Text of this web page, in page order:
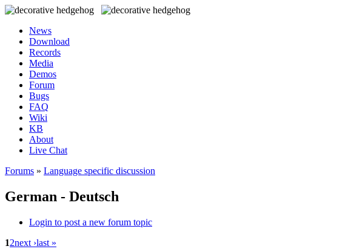
News
Download
Records
Media
Demos
Forum
Bugs
FAQ
Wiki
KB
About
Live Chat
Forums » Language specific discussion
German - Deutsch
Login to post a new forum topic
12next ›last »